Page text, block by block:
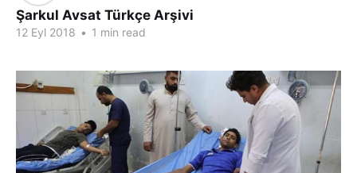
Şarkul Avsat Türkçe Arşivi
12 Eyl 2018 • 1 min read